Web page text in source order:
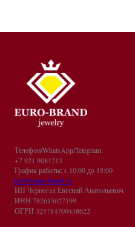
Телефон/WhatsApp/Telegram:
+7 921 9081213
График работы: с 10:00 до 18:00
info@euro-brand.ru
ИП Черногал Евгений Анатольевич
ИНН 782615627199
ОГРН 325784700438622